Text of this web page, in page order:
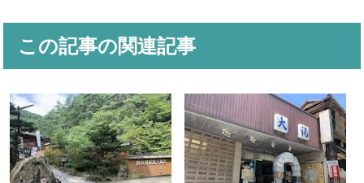
この記事の関連記事